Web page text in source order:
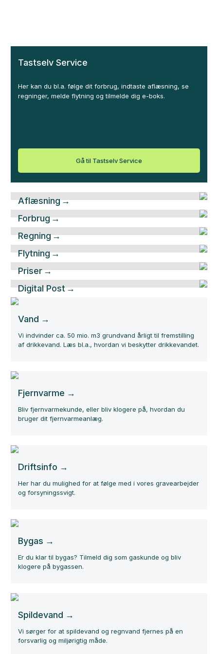
Tastselv Service
Her kan du bl.a. følge dit forbrug, indtaste aflæsning, se
regninger, melde flytning og tilmelde dig e-boks.
Gå til Tastselv Service
Aflæsning
Forbrug
Regning
Flytning
Priser
Digital Post
Vand
Vi indvinder ca. 50 mio. m3 grundvand årligt til fremstilling
af drikkevand. Læs bl.a., hvordan vi beskytter drikkevandet.
Fjernvarme
Bliv fjernvarmekunde, eller bliv klogere på, hvordan du
bruger dit fjernvarmeanlæg.
Driftsinfo
Her har du mulighed for at følge med i vores gravearbejder
og forsyningssvigt.
Bygas
Er du klar til bygas? Tilmeld dig som gaskunde og bliv
klogere på bygassen.
Spildevand
Vi sørger for at spildevand og regnvand fjernes på en
forsvarlig og miljørigtig måde.